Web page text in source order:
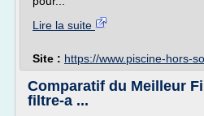
Lire la suite
Site : https://www.piscine-hors-
Comparatif du Meilleur
filtre-a ...